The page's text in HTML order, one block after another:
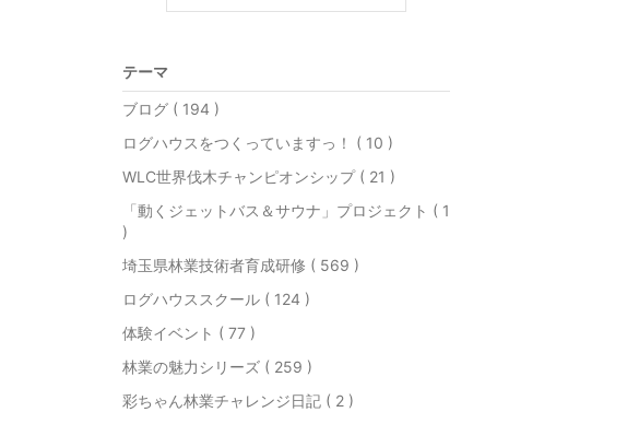
テーマ
ブログ ( 194 )
ログハウスをつくっていますっ！ ( 10 )
WLC世界伐木チャンピオンシップ ( 21 )
「動くジェットバス＆サウナ」プロジェクト ( 1
)
埼玉県林業技術者育成研修 ( 569 )
ログハウススクール ( 124 )
体験イベント ( 77 )
林業の魅力シリーズ ( 259 )
彩ちゃん林業チャレンジ日記 ( 2 )